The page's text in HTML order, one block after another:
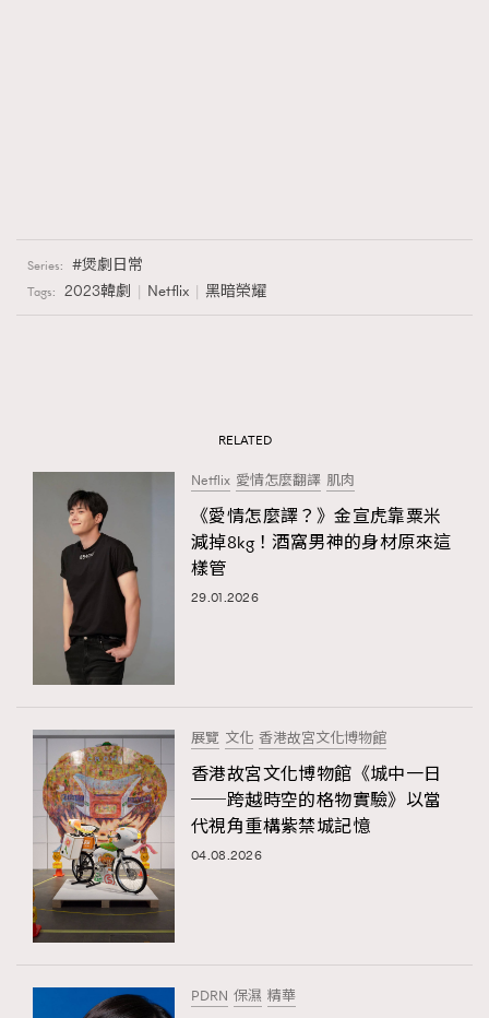
Series: 煲劇日常
Tags: 2023韓劇 Netflix 黑暗榮耀
RELATED
Netflix 愛情怎麼翻譯 肌肉
《愛情怎麼譯？》金宣虎靠粟米
減掉8kg！酒窩男神的身材原來這
樣管
29.01.2026
展覽 文化 香港故宮文化博物館
香港故宮文化博物館《城中一日
──跨越時空的格物實驗》以當
代視角重構紫禁城記憶
04.08.2026
PDRN 保濕 精華